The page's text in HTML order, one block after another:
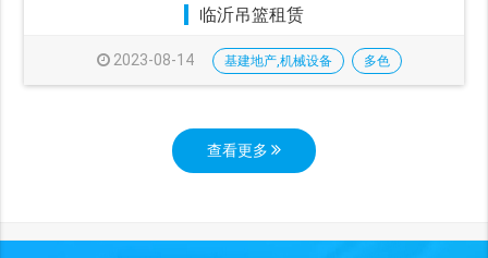
临沂吊篮租赁
2023-08-14 基建地产,机械设备 多色
查看更多